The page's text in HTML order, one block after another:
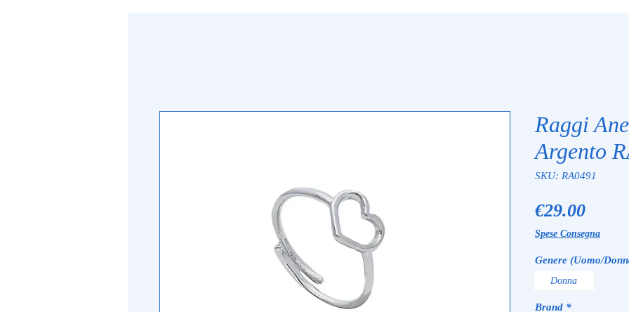
Raggi
Argento
SKU: RA0491
€29.00Price
Spese Consegna
Genere (Uomo/
Donna
Brand *